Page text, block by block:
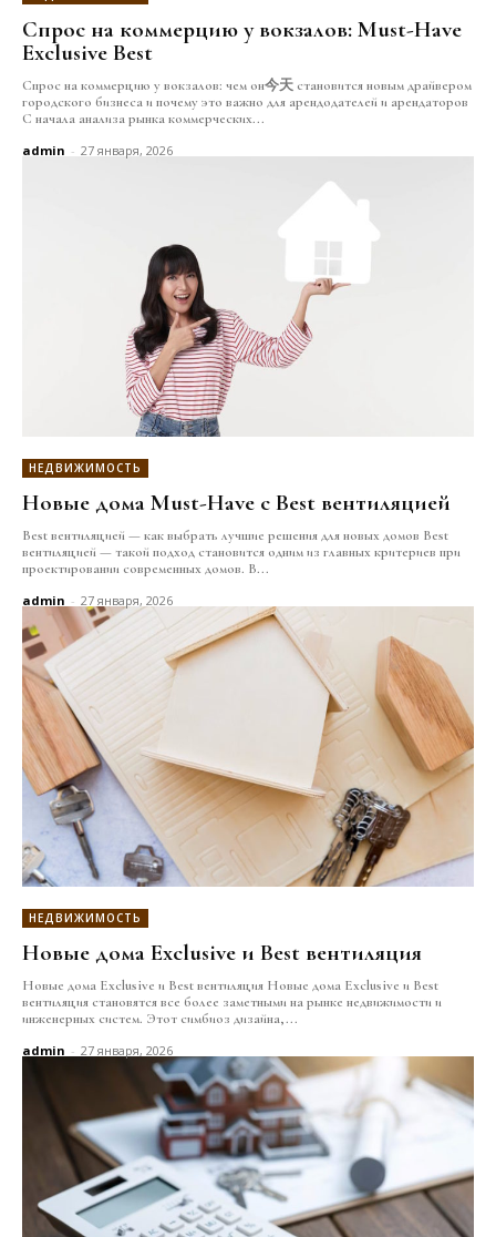
Спрос на коммерцию у вокзалов: Must-Have
Exclusive Best
Спрос на коммерцию у вокзалов: чем он今天 становится новым драйвером
городского бизнеса и почему это важно для арендодателей и арендаторов
С начала анализа рынка коммерческих...
admin - 27 января, 2026
НЕДВИЖИМОСТЬ
Новые дома Must-Have с Best вентиляцией
Best вентиляцией — как выбрать лучшие решения для новых домов Best
вентиляцией — такой подход становится одним из главных критериев при
проектировании современных домов. В...
admin - 27 января, 2026
НЕДВИЖИМОСТЬ
Новые дома Exclusive и Best вентиляция
Новые дома Exclusive и Best вентиляция Новые дома Exclusive и Best
вентиляция становятся все более заметными на рынке недвижимости и
инженерных систем. Этот симбиоз дизайна,...
admin - 27 января, 2026